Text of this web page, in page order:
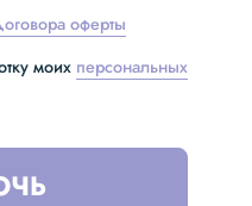
оферты
моих персональных